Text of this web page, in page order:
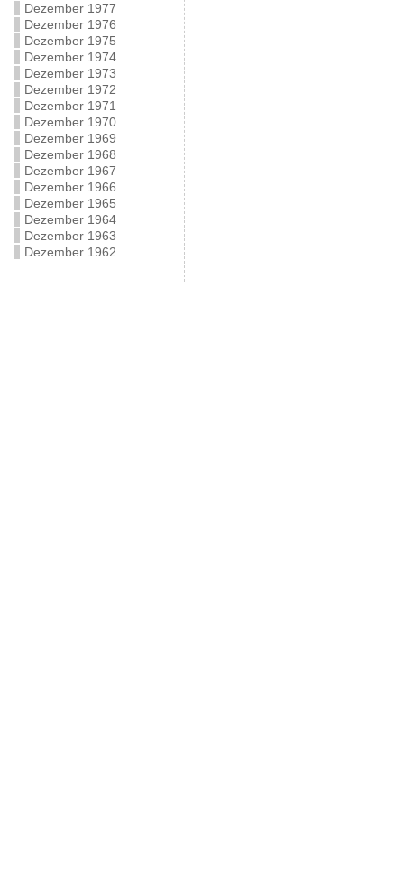
Dezember 1977
Dezember 1976
Dezember 1975
Dezember 1974
Dezember 1973
Dezember 1972
Dezember 1971
Dezember 1970
Dezember 1969
Dezember 1968
Dezember 1967
Dezember 1966
Dezember 1965
Dezember 1964
Dezember 1963
Dezember 1962